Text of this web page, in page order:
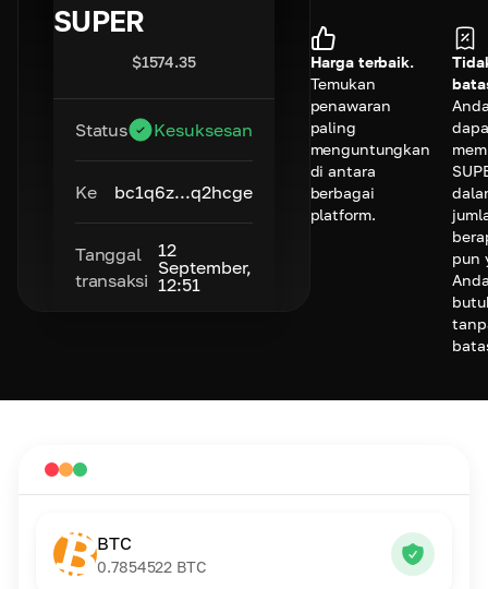
SUPER
$1574.35
Status Kesuksesan
Ke bc1q6z...q2hcge
Tanggal
transaksi
12
September,
12:51
Harga terbaik.
Temukan
penawaran
paling
menguntungkan
di antara
berbagai
platform.
pun
BTC
0.7854522 BTC